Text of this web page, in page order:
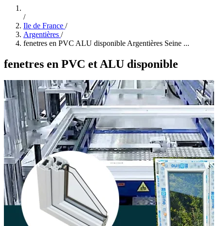
/
Ile de France /
Argentières /
fenetres en PVC ALU disponible Argentières Seine ...
fenetres en PVC et ALU disponible